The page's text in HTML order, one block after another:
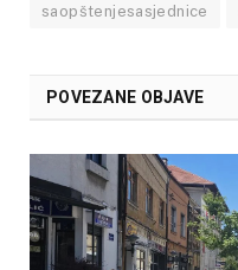
saopštenjesasjednice
POVEZANE OBJAVE